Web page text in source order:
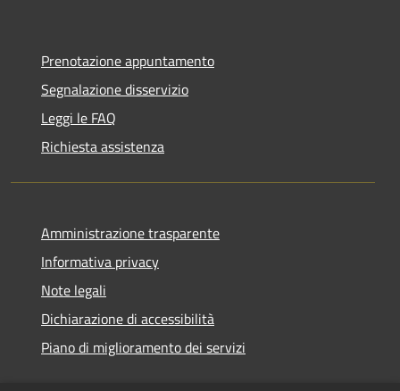
Prenotazione appuntamento
Segnalazione disservizio
Leggi le FAQ
Richiesta assistenza
Amministrazione trasparente
Informativa privacy
Note legali
Dichiarazione di accessibilità
Piano di miglioramento dei servizi